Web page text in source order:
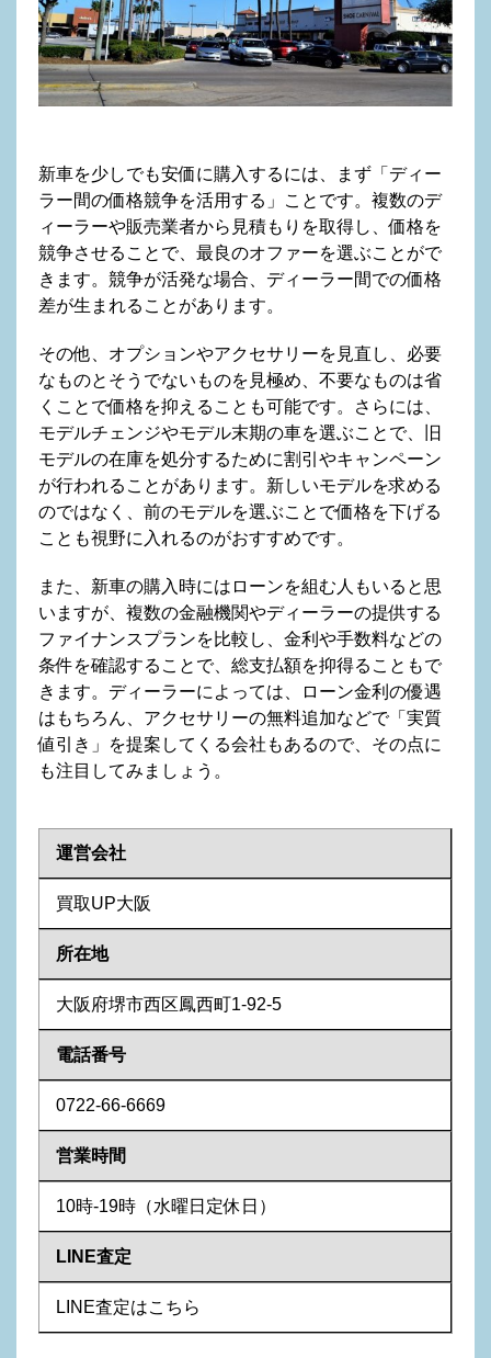
新車を少しでも安価に購入するには、まず「ディー
ラー間の価格競争を活用する」ことです。複数のデ
ィーラーや販売業者から見積もりを取得し、価格を
競争させることで、最良のオファーを選ぶことがで
きます。競争が活発な場合、ディーラー間での価格
差が生まれることがあります。
その他、オプションやアクセサリーを見直し、必要
なものとそうでないものを見極め、不要なものは省
くことで価格を抑えることも可能です。さらには、
モデルチェンジやモデル末期の車を選ぶことで、旧
モデルの在庫を処分するために割引やキャンペーン
が行われることがあります。新しいモデルを求める
のではなく、前のモデルを選ぶことで価格を下げる
ことも視野に入れるのがおすすめです。
また、新車の購入時にはローンを組む人もいると思
いますが、複数の金融機関やディーラーの提供する
ファイナンスプランを比較し、金利や手数料などの
条件を確認することで、総支払額を抑得ることもで
きます。ディーラーによっては、ローン金利の優遇
はもちろん、アクセサリーの無料追加などで「実質
値引き」を提案してくる会社もあるので、その点に
も注目してみましょう。
運営会社
買取UP大阪
所在地
大阪府堺市西区鳳西町1-92-5
電話番号
0722-66-6669
営業時間
10時-19時（水曜日定休日）
LINE査定
LINE査定はこちら